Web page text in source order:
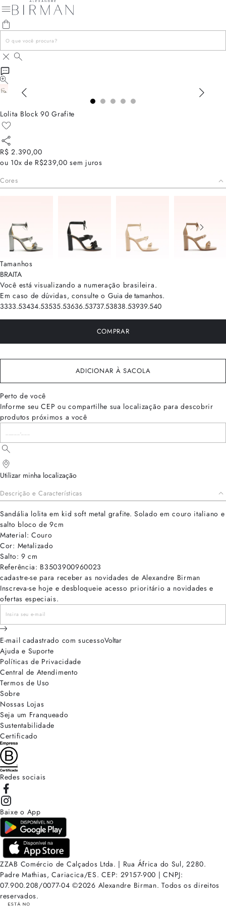
Lolita Block 90 Grafite
R$ 2.390,00
ou 10x de R$239,00 sem juros
Cores
Tamanhos
BRAITA
Você está visualizando a numeração brasileira.
Em caso de dúvidas, consulte o Guia de tamanhos.
3333.53434.53535.53636.53737.53838.53939.540
COMPRAR
ADICIONAR À SACOLA
Perto de você
Informe seu CEP ou compartilhe sua localização para descobrir
produtos próximos a você
Utilizar minha localização
Descrição e Características
Sandália lolita em kid soft metal grafite. Solado em couro italiano e
salto bloco de 9cm
Material: Couro
Cor: Metalizado
Salto: 9 cm
Referência: B3503900960023
cadastre-se para receber as novidades de Alexandre Birman
Inscreva-se hoje e desbloqueie acesso prioritário a novidades e
ofertas especiais.
E-mail cadastrado com sucessoVoltar
Ajuda e Suporte
Políticas de Privacidade
Central de Atendimento
Termos de Uso
Sobre
Nossas Lojas
Seja um Franqueado
Sustentabilidade
Certificado
Redes sociais
Baixe o App
ZZAB Comércio de Calçados Ltda. | Rua África do Sul, 2280.
Padre Mathias, Cariacica/ES. CEP: 29157-900 | CNPJ:
07.900.208/0077-04 ©2026 Alexandre Birman. Todos os direitos
reservados.